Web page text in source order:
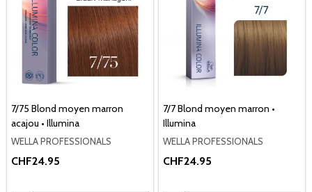
7/75 Blond moyen marron
acajou • Illumina
WELLA PROFESSIONALS
CHF24.95
7/7 Blond moyen marron •
Illumina
WELLA PROFESSIONALS
CHF24.95